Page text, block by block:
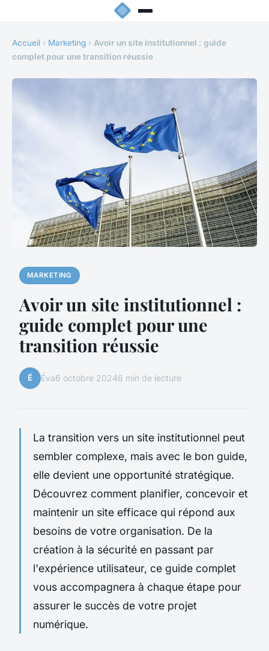
Accueil › Marketing › Avoir un site institutionnel : guide
complet pour une transition réussie
MARKETING
Avoir un site institutionnel :
guide complet pour une
transition réussie
É Éva6 octobre 20246 min de lecture
La transition vers un site institutionnel peut
sembler complexe, mais avec le bon guide,
elle devient une opportunité stratégique.
Découvrez comment planifier, concevoir et
maintenir un site efficace qui répond aux
besoins de votre organisation. De la
création à la sécurité en passant par
l'expérience utilisateur, ce guide complet
vous accompagnera à chaque étape pour
assurer le succès de votre projet
numérique.